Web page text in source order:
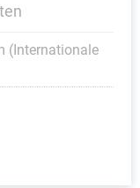
(Internationale